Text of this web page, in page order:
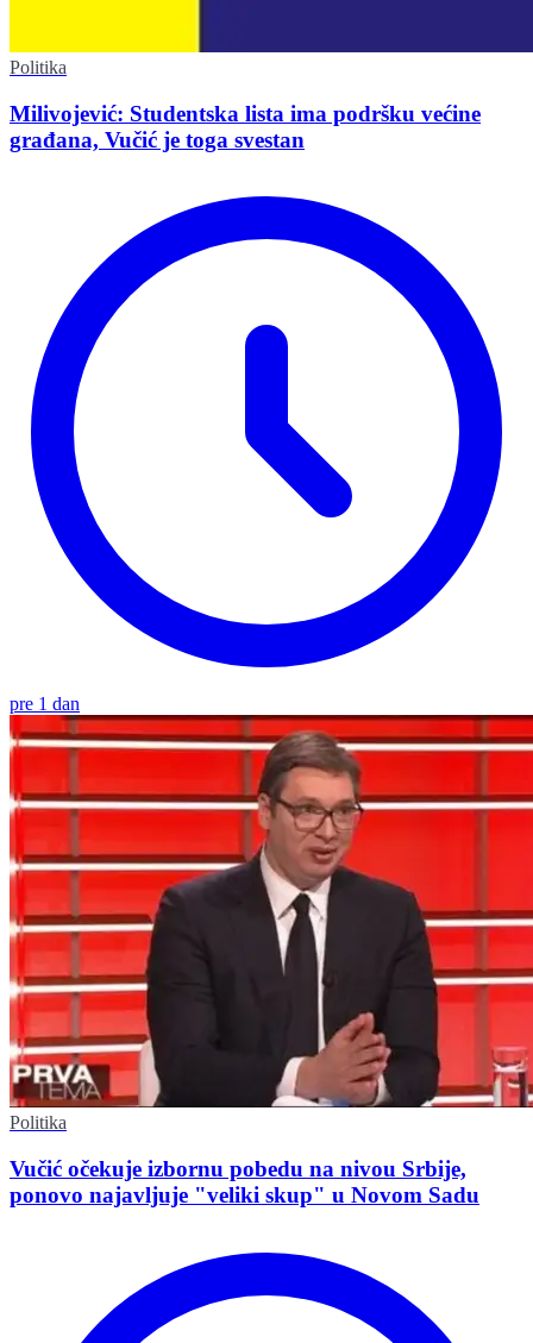
Politika
Milivojević: Studentska lista ima podršku većine
građana, Vučić je toga svestan
pre 1 dan
Politika
Vučić očekuje izbornu pobedu na nivou Srbije,
ponovo najavljuje "veliki skup" u Novom Sadu